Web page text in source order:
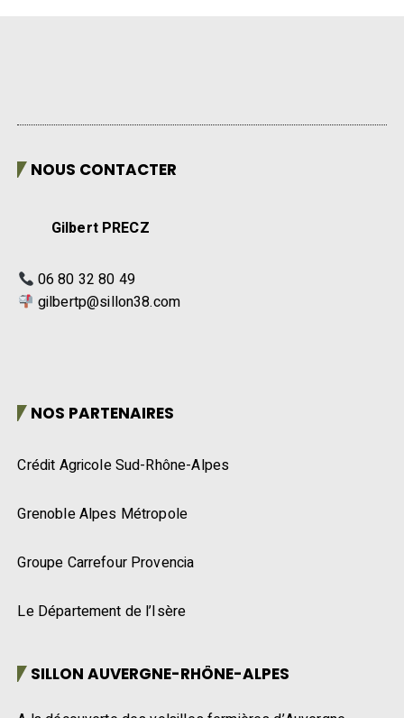
NOUS CONTACTER
Gilbert PRECZ
06 80 32 80 49
gilbertp@sillon38.com
NOS PARTENAIRES
Crédit Agricole Sud-Rhône-Alpes
Grenoble Alpes Métropole
Groupe Carrefour Provencia
Le Département de l’Isère
SILLON AUVERGNE-RHÔNE-ALPES